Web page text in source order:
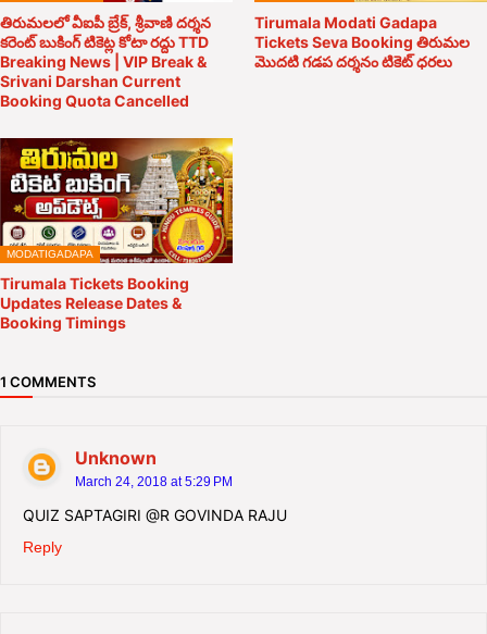
తిరుమలలో వీఐపీ బ్రేక్, శ్రీవాణి దర్శన
కరెంట్ బుకింగ్ టికెట్ల కోటా రద్దు TTD
Breaking News | VIP Break &
Srivani Darshan Current
Booking Quota Cancelled
Tirumala Modati Gadapa
Tickets Seva Booking తిరుమల
మొదటి గడప దర్శనం టికెట్ ధరలు
MODATIGADAPA
Tirumala Tickets Booking
Updates Release Dates &
Booking Timings
1 COMMENTS
Unknown
March 24, 2018 at 5:29 PM
QUIZ SAPTAGIRI @R GOVINDA RAJU
Reply